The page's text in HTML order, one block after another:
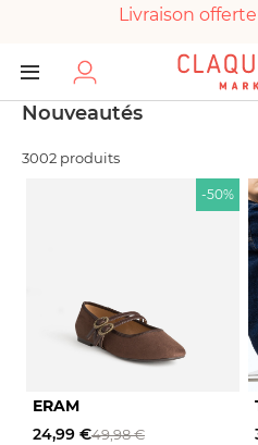
Livraison
Paiement
Chaussures
Nouveautés
3002 produits
-50%
ERAM
24,99 €49,98 €